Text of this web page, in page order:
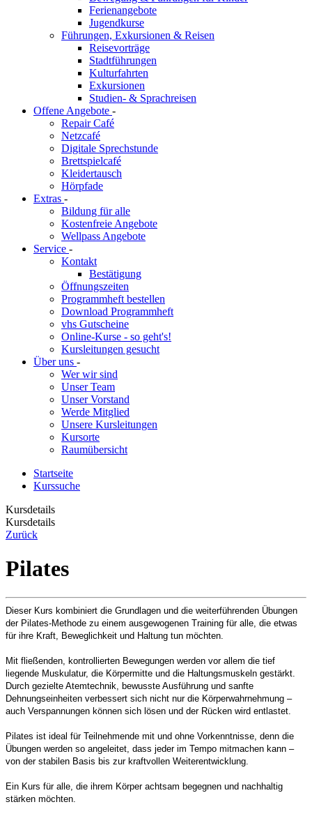
Ferienangebote
Jugendkurse
Führungen, Exkursionen & Reisen
Reisevorträge
Stadtführungen
Kulturfahrten
Exkursionen
Studien- & Sprachreisen
Offene Angebote -
Repair Café
Netzcafé
Digitale Sprechstunde
Brettspielcafé
Kleidertausch
Hörpfade
Extras -
Bildung für alle
Kostenfreie Angebote
Wellpass Angebote
Service -
Kontakt
Bestätigung
Öffnungszeiten
Programmheft bestellen
Download Programmheft
vhs Gutscheine
Online-Kurse - so geht's!
Kursleitungen gesucht
Über uns -
Wer wir sind
Unser Team
Unser Vorstand
Werde Mitglied
Unsere Kursleitungen
Kursorte
Raumübersicht
Startseite
Kurssuche
Kursdetails
Kursdetails
Zurück
Pilates
Dieser Kurs kombiniert die Grundlagen und die weiterführenden Übungen
der Pilates-Methode zu einem ausgewogenen Training für alle, die etwas
für ihre Kraft, Beweglichkeit und Haltung tun möchten.
Mit fließenden, kontrollierten Bewegungen werden vor allem die tief
liegende Muskulatur, die Körpermitte und die Haltungsmuskeln gestärkt.
Durch gezielte Atemtechnik, bewusste Ausführung und sanfte
Dehnungseinheiten verbessert sich nicht nur die Körperwahrnehmung –
auch Verspannungen können sich lösen und der Rücken wird entlastet.
Pilates ist ideal für Teilnehmende mit und ohne Vorkenntnisse, denn die
Übungen werden so angeleitet, dass jeder im Tempo mitmachen kann –
von der stabilen Basis bis zur kraftvollen Weiterentwicklung.
Ein Kurs für alle, die ihrem Körper achtsam begegnen und nachhaltig
stärken möchten.